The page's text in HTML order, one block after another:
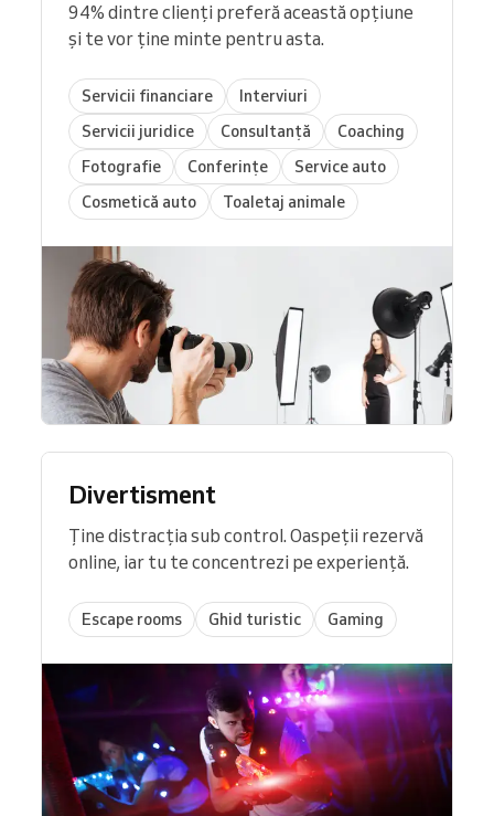
94% dintre clienți preferă această opțiune
și te vor ține minte pentru asta.
Servicii financiare
Interviuri
Servicii juridice
Consultanță
Coaching
Fotografie
Conferințe
Service auto
Cosmetică auto
Toaletaj animale
Divertisment
Ține distracția sub control. Oaspeții rezervă
online, iar tu te concentrezi pe experiență.
Escape rooms Ghid turistic Gaming